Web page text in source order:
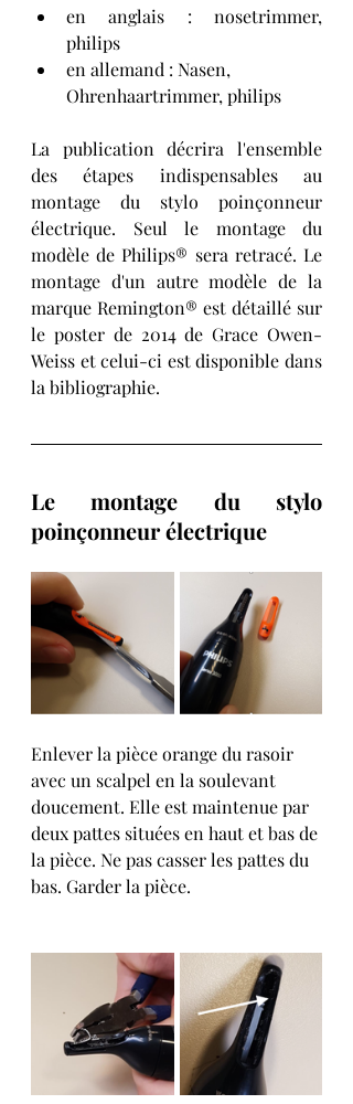
en anglais : nosetrimmer,
philips
en allemand : Nasen,
Ohrenhaartrimmer, philips
La publication décrira l'ensemble
des étapes indispensables au
montage du stylo poinçonneur
électrique. Seul le montage du
modèle de Philips® sera retracé. Le
montage d'un autre modèle de la
marque Remington® est détaillé sur
le poster de 2014 de Grace Owen-
Weiss et celui-ci est disponible dans
la bibliographie.
Le montage du stylo
poinçonneur électrique
Enlever la pièce orange du rasoir
avec un scalpel en la soulevant
doucement. Elle est maintenue par
deux pattes situées en haut et bas de
la pièce. Ne pas casser les pattes du
bas. Garder la pièce.